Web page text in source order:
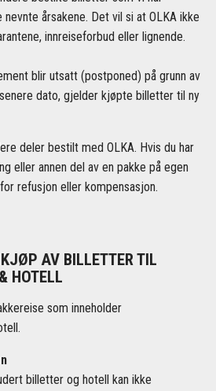
årsakene. Det vil si at OLKA ikke
innreiseforbud eller lignende.
blir utsatt (postponed) på grunn av
dato, gjelder kjøpte billetter til ny
deler bestilt med OLKA. Hvis du har
eller annen del av en pakke på egen
refusjon eller kompensasjon.
AV BILLETTER TIL
HOTELL
som inneholder
billetter og hotell kan ikke